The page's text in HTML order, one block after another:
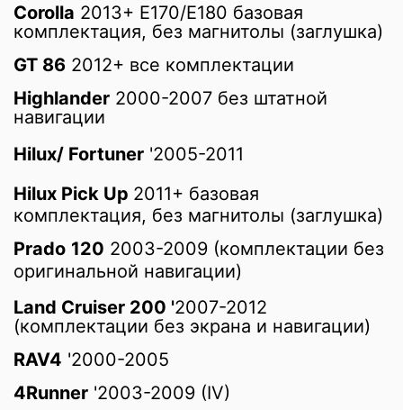
Corolla 2013+ E170/E180 базовая
комплектация, без магнитолы (заглушка)
GT 86 2012+ все комплектации
Highlander 2000-2007 без штатной
навигации
Hilux/ Fortuner '2005-2011
Hilux Pick Up 2011+ базовая
комплектация, без магнитолы (заглушка)
Prado 120 2003-2009 (комплектации без
оригинальной навигации)
Land Cruiser 200 '2007-2012
(комплектации без экрана и навигации)
RAV4 '2000-2005
4Runner '2003-2009 (IV)